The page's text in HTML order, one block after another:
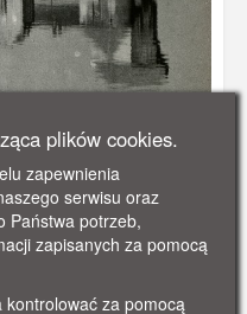
plików cookies.
zapewnienia
serwisu oraz
Państwa potrzeb,
zapisanych za pomocą
kontrolować za pomocą